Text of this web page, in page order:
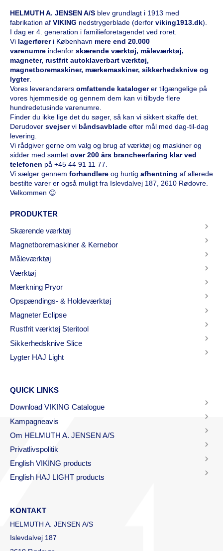
HELMUTH A. JENSEN A/S blev grundlagt i 1913 med
fabrikation af VIKING nedstrygerblade (derfor viking1913.dk).
I dag er 4. generation i familieforetagendet ved roret.
Vi lagerfører i København mere end 20.000
varenumre indenfor skærende værktøj, måleværktøj,
magneter, rustfrit autoklaverbart værktøj,
magnetboremaskiner, mærkemaskiner, sikkerhedsknive og
lygter.
Vores leverandørers omfattende katalogerer tilgængelige på
vores hjemmeside og gennem dem kan vi tilbyde flere
hundredetusinde varenumre.
Finder du ikke lige det du søger, så kan vi sikkert skaffe det.
Derudover svejservi båndsavblade efter mål med dag-til-dag
levering.
Vi rådgiver gerne om valg og brug af værktøj og maskiner og
sidder med samlet over 200 års brancheerfaring klar ved
telefonen på +45 44 91 11 77
Vi sælger gennem forhandlere og hurtig afhentning af allerede
bestilte varer er også muligt fra Islevdalvej 187, 2610 Rødovre.
Velkommen 😊
PRODUKTER
Skærende værktøj
Magnetboremaskiner & Kernebor
Måleværktøj
Værktøj
Mærkning Pryor
Opspændings- & Holdeværktøj
Magneter Eclipse
Rustfrit værktøj Steritool
Sikkerhedsknive Slice
Lygter HAJ Light
QUICK LINKS
Download VIKING Catalogue
Kampagneavis
Om HELMUTH A. JENSEN A/S
Privatlivspolitik
English VIKING products
English HAJ LIGHT products
KONTAKT
HELMUTH A. JENSEN A/S
Islevdalvej 187